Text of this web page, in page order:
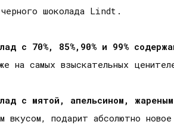
черного шоколада Lindt.
с 70%, 85%,90% и 99%
на самых взыскательных
с мятой, апельсином,
вкусом, подарит абсолютно